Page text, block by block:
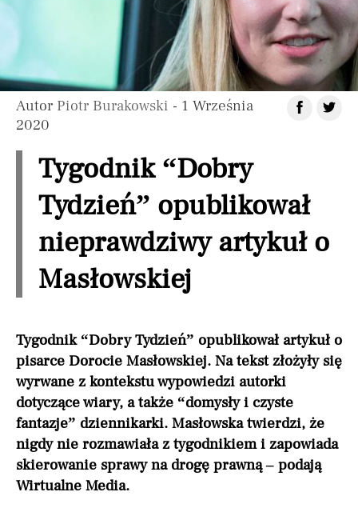
Autor Piotr Burakowski - 1 Września
2020
Tygodnik “Dobry
Tydzień” opublikował
nieprawdziwy artykuł o
Masłowskiej
Tygodnik “Dobry Tydzień” opublikował artykuł o
pisarce Dorocie Masłowskiej. Na tekst złożyły się
wyrwane z kontekstu wypowiedzi autorki
dotyczące wiary, a także “domysły i czyste
fantazje” dziennikarki. Masłowska twierdzi, że
nigdy nie rozmawiała z tygodnikiem i zapowiada
skierowanie sprawy na drogę prawną – podają
Wirtualne Media.